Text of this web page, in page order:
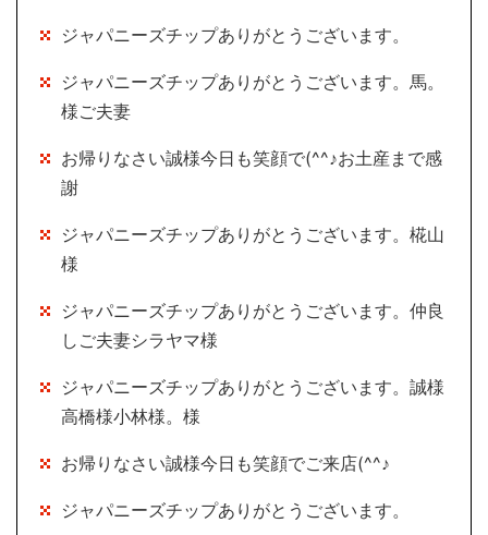
ジャパニーズチップありがとうございます。
ジャパニーズチップありがとうございます。馬。
様ご夫妻
お帰りなさい誠様今日も笑顔で(^^♪お土産まで感
謝
ジャパニーズチップありがとうございます。椛山
様
ジャパニーズチップありがとうございます。仲良
しご夫妻シラヤマ様
ジャパニーズチップありがとうございます。誠様
高橋様小林様。様
お帰りなさい誠様今日も笑顔でご来店(^^♪
ジャパニーズチップありがとうございます。